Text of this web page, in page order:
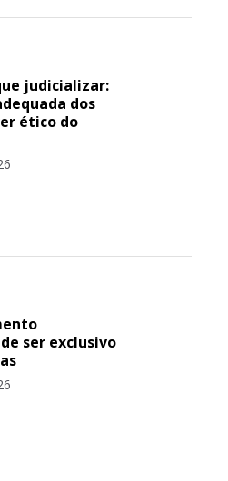
judicializar:
dos
ético do
ser exclusivo